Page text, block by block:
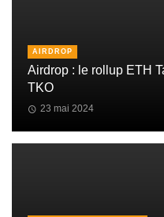
AIRDROP
Airdrop : le rollup ETH
TKO
23 mai 2024